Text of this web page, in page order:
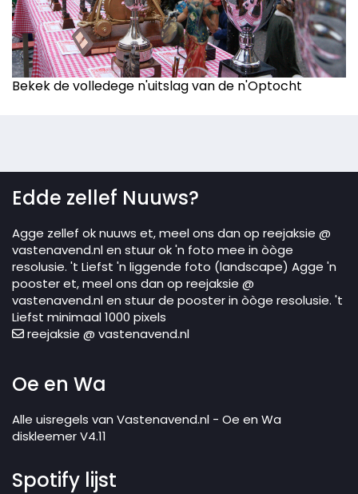
Bekek de volledege n'uitslag van de n'Optocht
Edde zellef Nuuws?
Agge zellef ok nuuws et, meel ons dan op reejaksie @
vastenavend.nl en stuur ok 'n foto mee in òòge
resolusie. 't Liefst 'n liggende foto (landscape) Agge 'n
pooster et, meel ons dan op reejaksie @
vastenavend.nl en stuur de pooster in òòge resolusie. 't
Liefst minimaal 1000 pixels
reejaksie @ vastenavend.nl
Oe en Wa
Alle uisregels van Vastenavend.nl - Oe en Wa
diskleemer V4.11
Spotify lijst